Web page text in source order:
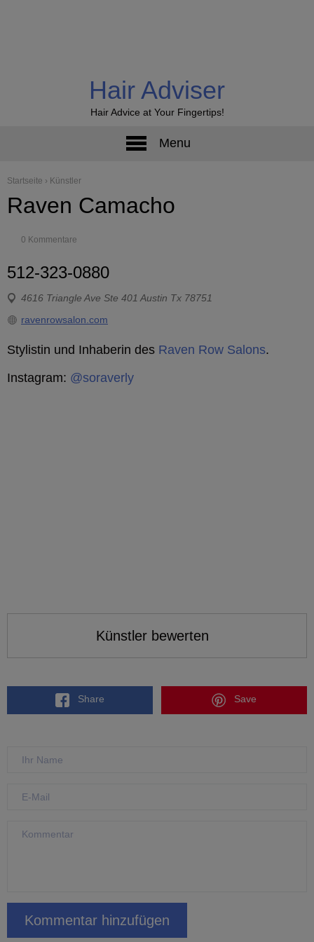
Hair Adviser
Hair Advice at Your Fingertips!
Menu
Startseite › Künstler
Raven Camacho
0 Kommentare
512-323-0880
4616 Triangle Ave Ste 401 Austin Tx 78751
ravenrowsalon.com
Stylistin und Inhaberin des Raven Row Salons.
Instagram: @soraverly
Künstler bewerten
Share Save